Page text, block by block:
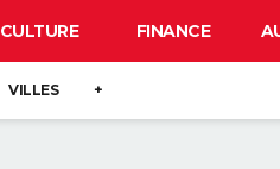
CULTURE FINANCE
VILLES +